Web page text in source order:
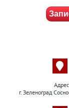
г. Зеленоград